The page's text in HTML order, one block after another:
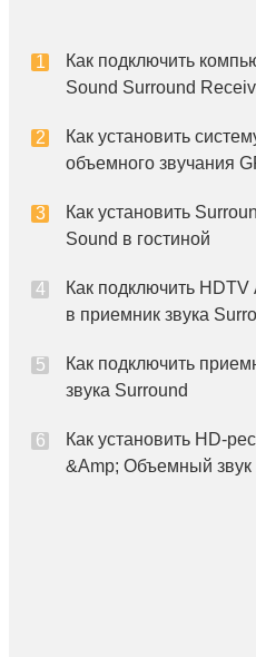
соответствовать
каждый динамик для
Включенные провода
оснащены металлическими
заглушками для быстрог
Как подключить
Sound Surround
Как установить
объемного звучания
Как установить
Sound в гостиной
Как подключить HDTV
в приемник звука
Как подключить
звука Surround
Как установить HD-
&Amp; Объемный звук